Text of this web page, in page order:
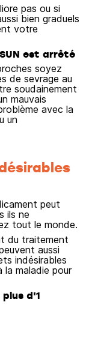
pas ou si
bien graduels
votre
est arrêté
soyez
de sevrage au
soudainement
mauvais
avec la
un
peut
ils ne
tout le monde.
du traitement
aussi
indésirables
la maladie pour
d'1